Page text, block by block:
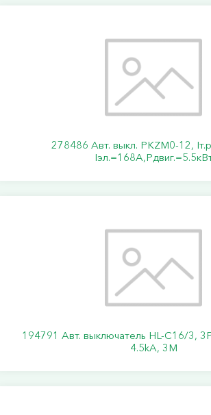
278486 Авт. выкл. PKZM0-12,
194791 Авт. выключатель HL-C16/3,
4.5kA, 3M